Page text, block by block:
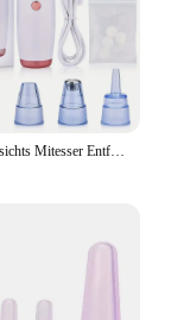
Elektrische Gesichts Mitesser Entferner Vakuum Poren Reiniger Akne Reiniger Schwarze Flecken Entfernung Gesicht Nase Tiefen Reinigung Werkzeuge